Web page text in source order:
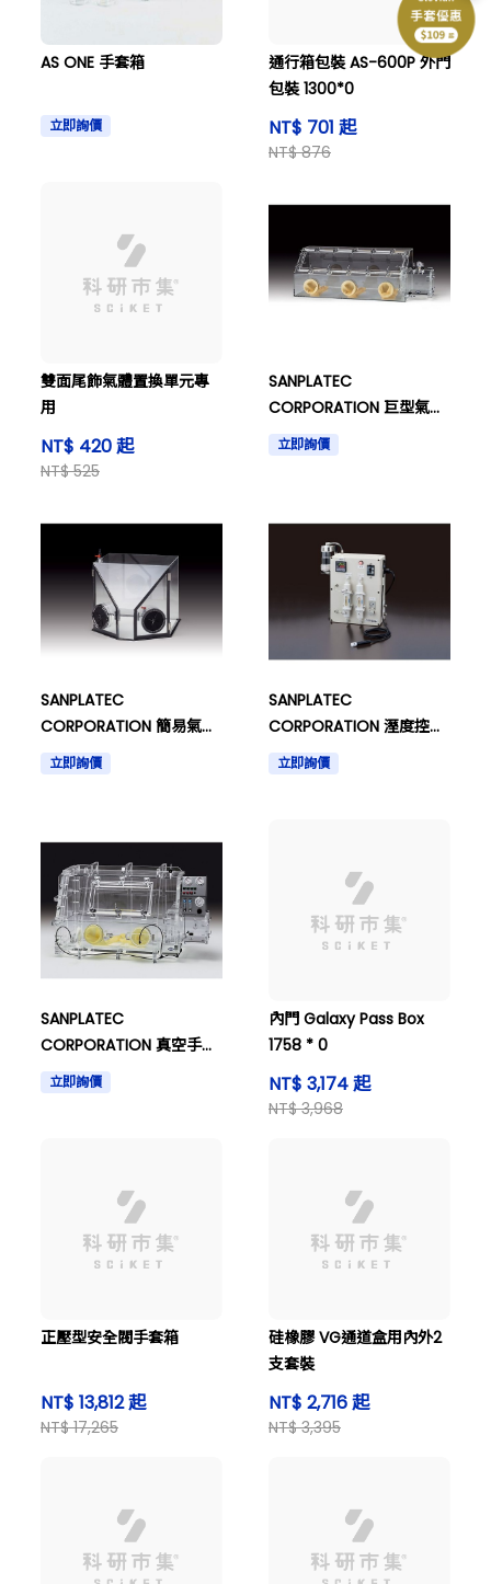
AS ONE 手套箱
立即詢價
通行箱包裝 AS-600P 外門
包裝 1300*0
NT$ 701 起
NT$ 876
雙面尾飾氣體置換單元專
用
NT$ 420 起
NT$ 525
SANPLATEC
CORPORATION 巨型氣體
置換手套箱 DX-IIJB
立即詢價
SANPLATEC
CORPORATION 簡易氣體
置換罩手套箱HBGB型
立即詢價
SANPLATEC
CORPORATION 溼度控制
型手套箱 僅溼度控制裝置
SCS01
立即詢價
SANPLATEC
CORPORATION 真空手套
箱VSC-1000型(帶單元)
立即詢價
內門 Galaxy Pass Box
1758 * 0
NT$ 3,174 起
NT$ 3,968
正壓型安全閥手套箱
NT$ 13,812 起
NT$ 17,265
硅橡膠 VG通道盒用內外2
支套裝
NT$ 2,716 起
NT$ 3,395